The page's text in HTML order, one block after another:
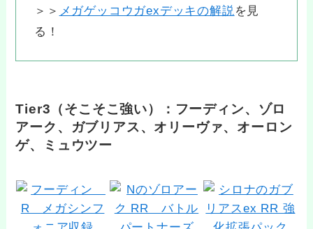
＞＞ メガゲッコウガexデッキの解説を見
る！
Tier3（そこそこ強い）：フーディン、ゾロ
アーク、ガブリアス、オリーヴァ、オーロン
ゲ、ミュウツー